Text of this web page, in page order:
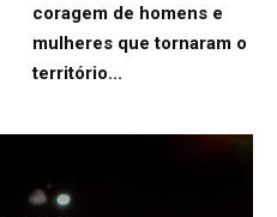
coragem de homens e
mulheres que tornaram o
território...